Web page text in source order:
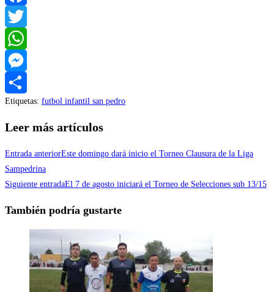
Facebook
Twitter
WhatsApp
Messenger
Compartir
Etiquetas: futbol infantil san pedro
Leer más artículos
Entrada anteriorEste domingo dará inicio el Torneo Clausura de la Liga
Sampedrina
Siguiente entradaEl 7 de agosto iniciará el Torneo de Selecciones sub 13/15
También podría gustarte